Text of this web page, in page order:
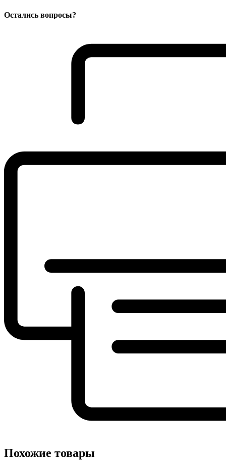
Остались вопросы?
Похожие товары